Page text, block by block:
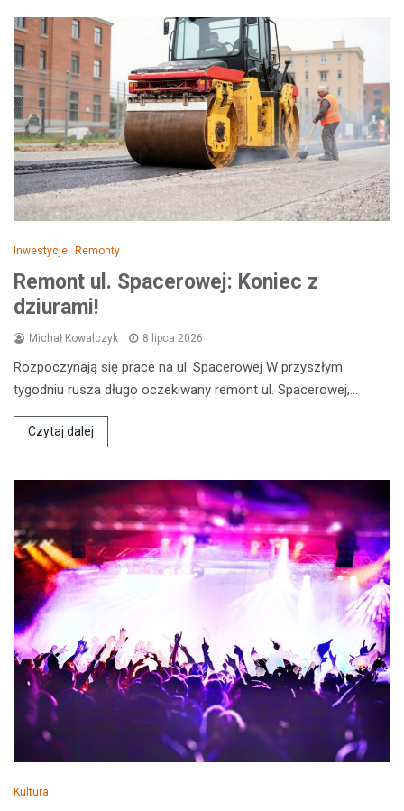
Inwestycje Remonty
Remont ul. Spacerowej: Koniec z
dziurami!
Michał Kowalczyk 8 lipca 2026
Rozpoczynają się prace na ul. Spacerowej W przyszłym
tygodniu rusza długo oczekiwany remont ul. Spacerowej,…
Czytaj dalej
Kultura